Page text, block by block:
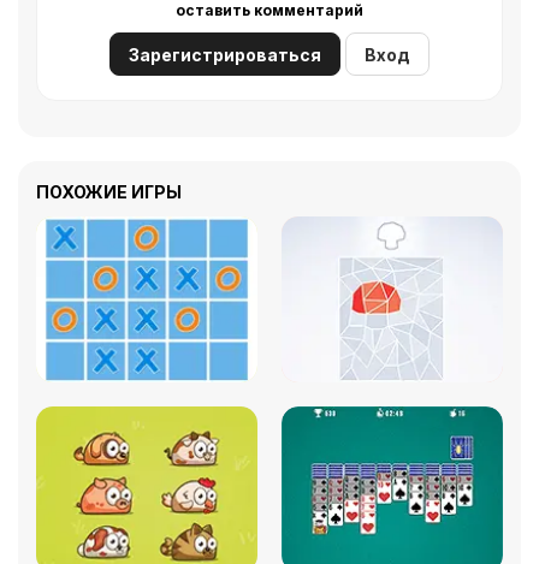
оставить комментарий
Зарегистрироваться Вход
ПОХОЖИЕ ИГРЫ